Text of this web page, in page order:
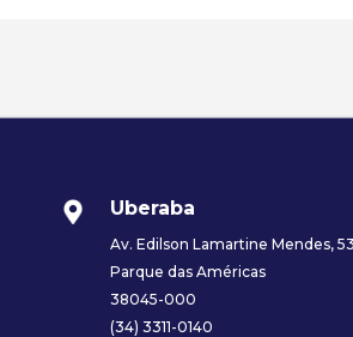
Uberaba
Av. Edilson Lamartine Mendes,
Parque das Américas
38045-000
(34) 3311-0140